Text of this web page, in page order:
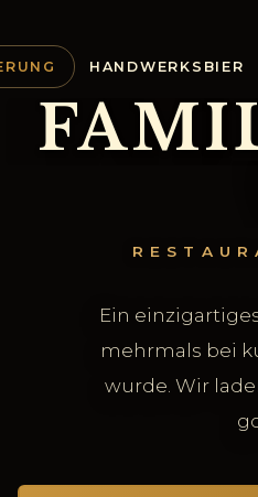
HANDWERKSBIER
Ein
mehrmals bei
wurde. Wir